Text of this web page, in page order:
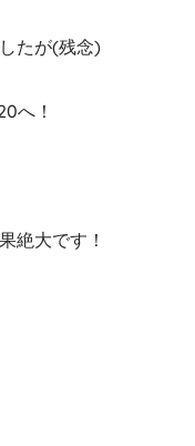
たが(残念)
へ！
絶大です！